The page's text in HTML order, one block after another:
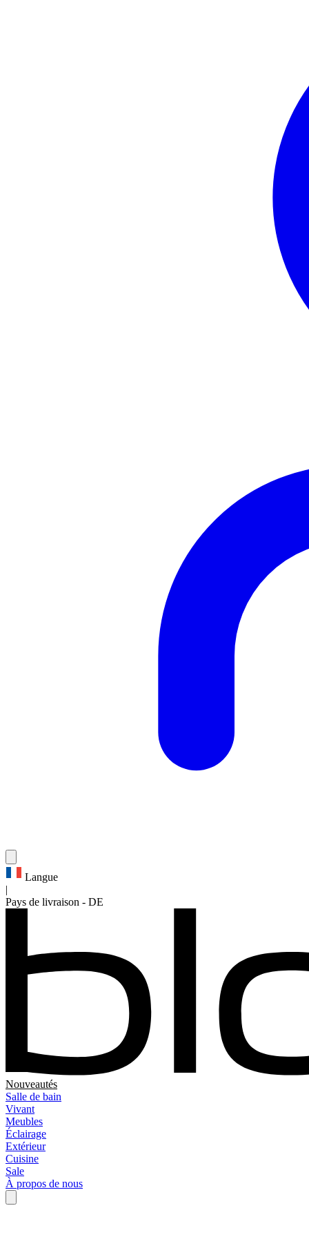
Langue
Pays de livraison - DE
Nouveautés
Salle de bain
Vivant
Meubles
Éclairage
Extérieur
Cuisine
Sale
À propos de nous